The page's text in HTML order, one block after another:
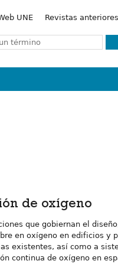
UNE Revistas anteriores
de oxígeno
que gobiernan el
en oxígeno en edificios y
existentes, así como a
continua de oxígeno en